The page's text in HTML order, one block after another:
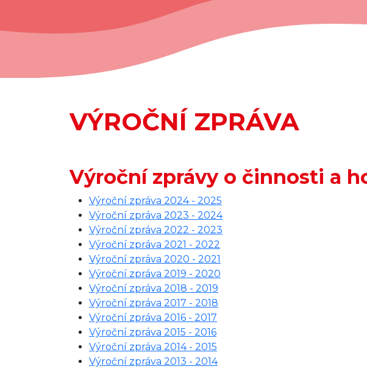
VÝROČNÍ ZPRÁVA
Výroční zprávy o činnosti a
Výroční zpráva 2024 - 2025
Výroční zpráva 2023 - 2024
Výroční zpráva 2022 - 2023
Výroční zpráva 2021 - 2022
Výroční zpráva 2020 - 2021
Výroční zpráva 2019 - 2020
Výroční zpráva 2018 - 2019
Výroční zpráva 2017 - 2018
Výroční zpráva 2016 - 2017
Výroční zpráva 2015 - 2016
Výroční zpráva 2014 - 2015
Výroční zpráva 2013 - 2014